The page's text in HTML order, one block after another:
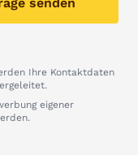
Ihre Kontaktdaten
eigener